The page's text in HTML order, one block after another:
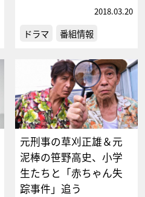
2018.03.20
ドラマ 番組情報
元刑事の草刈正雄＆元
泥棒の笹野高史、小学
生たちと「赤ちゃん失
踪事件」追う